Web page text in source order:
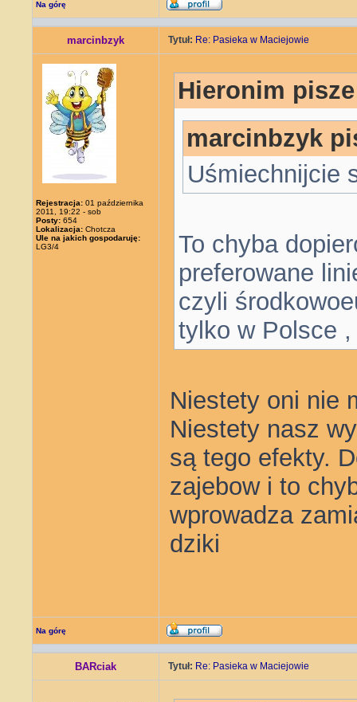
Na górę
marcinbzyk Tytuł: Re: Pasieka w Maciejowie
Rejestracja: 01 października
2011, 19:22 - sob
Posty: 654
Lokalizacja: Chotcza
Ule na jakich gospodaruję:
LG3/4
Hieronim
marcinbzyk
Uśmiechnijcie
To chyba
preferowane
czyli
tylko w Polsce
Niestety oni nie
Niestety nasz
są tego efekty.
zajebow i to
wprowadza
dziki
Na górę
BARciak Tytuł: Re: Pasieka w Maciejowie